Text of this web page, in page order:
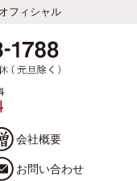
フィシャル
会社概要
お問い合わせ